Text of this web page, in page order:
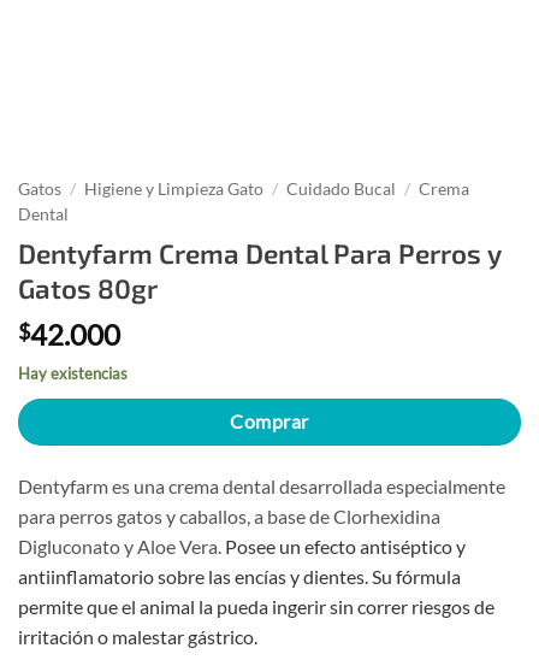
Gatos / Higiene y Limpieza Gato / Cuidado Bucal / Crema
Dental
Dentyfarm Crema Dental Para Perros y
Gatos 80gr
$42.000
Hay existencias
Comprar
Dentyfarm es una crema dental desarrollada especialmente
para perros gatos y caballos, a base de Clorhexidina
Digluconato y Aloe Vera. Posee un efecto antiséptico y
antiinflamatorio sobre las encías y dientes. Su fórmula
permite que el animal la pueda ingerir sin correr riesgos de
irritación o malestar gástrico.